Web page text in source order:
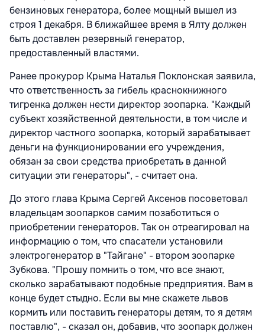
бензиновых генератора, более мощный вышел из
строя 1 декабря. В ближайшее время в Ялту должен
быть доставлен резервный генератор,
предоставленный властями.
Ранее прокурор Крыма Наталья Поклонская заявила,
что ответственность за гибель краснокнижного
тигренка должен нести директор зоопарка. "Каждый
субъект хозяйственной деятельности, в том числе и
директор частного зоопарка, который зарабатывает
деньги на функционировании его учреждения,
обязан за свои средства приобретать в данной
ситуации эти генераторы", - считает она.
До этого глава Крыма Сергей Аксенов посоветовал
владельцам зоопарков самим позаботиться о
приобретении генераторов. Так он отреагировал на
информацию о том, что спасатели установили
электрогенератор в "Тайгане" - втором зоопарке
Зубкова. "Прошу помнить о том, что все знают,
сколько зарабатывают подобные предприятия. Вам в
конце будет стыдно. Если вы мне скажете львов
кормить или поставить генераторы детям, то я детям
поставлю", - сказал он, добавив, что зоопарк должен